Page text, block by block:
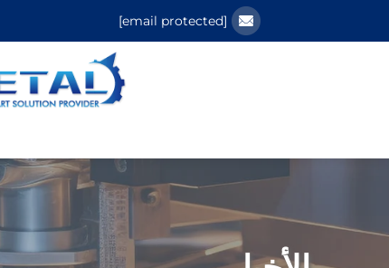
[email protected]